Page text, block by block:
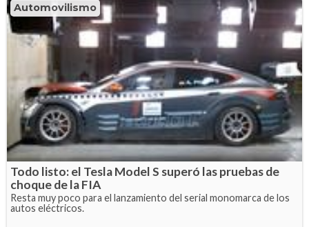
Automovilismo
Todo listo: el Tesla Model S superó las pruebas de
choque de la FIA
Resta muy poco para el lanzamiento del serial monomarca de los
autos eléctricos.